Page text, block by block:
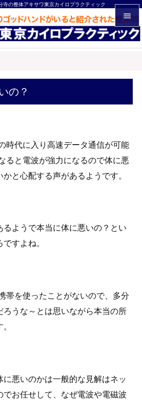
の整体アキサワ東京カイロプラクティック


メニュ

検索
の？
時代に入り高速データ通信が可能
ると電波が強力になるので体に悪
と心配する声があるようです。
ようで本当に体に悪いの？とい
すよね。
帯を使ったことがないので、多分
うな～とは思いながら本当の所
悪いのかは一般的な見解はネッ
でお任せして、なぜ電波や電磁波